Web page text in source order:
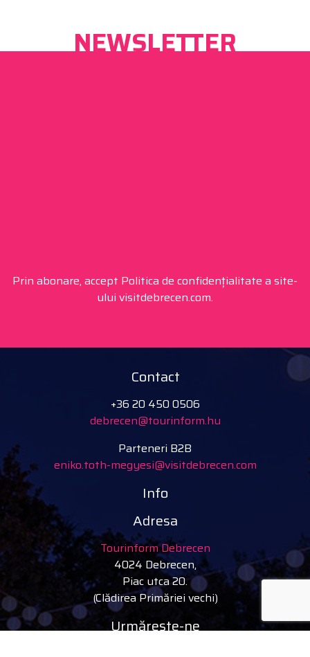
NEWSLETTER
Prin abonare, accept Politica de confidențialitate a site-
ului visitdebrecen.com.
Contact
+36 20 450 0506
debrecen@tourinform.hu
Parteneri B2B
eniko.toth-megyesi@visitdebrecen.com
Info
Adresa
Tourinform Debrecen
4024 Debrecen,
Piac utca 20.
(Clădirea Primăriei vechi)
Urmărește-ne